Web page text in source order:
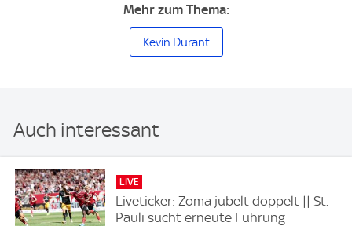
Mehr zum Thema:
Kevin Durant
Auch interessant
LIVE
Liveticker: Zoma jubelt doppelt || St.
Pauli sucht erneute Führung